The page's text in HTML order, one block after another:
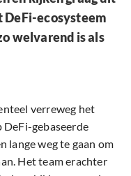
DeFi-ecosysteem
welvarend is als
verreweg het
gebaseerde
lange weg te gaan om
Het team erachter